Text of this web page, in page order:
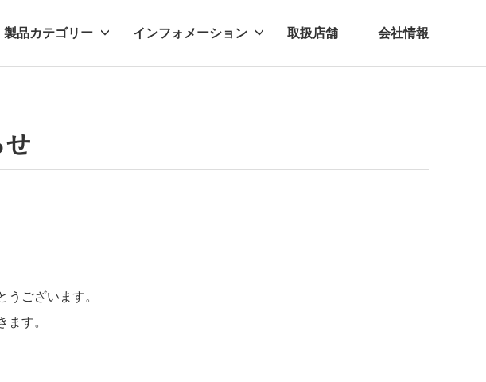
製品カテゴリー インフォメーション 取扱店舗 会社情報
せ
ございます。
ます。